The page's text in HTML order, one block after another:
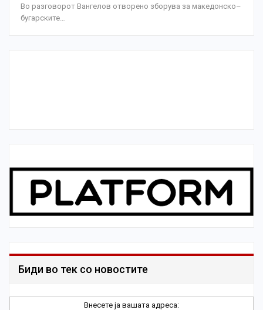
Во разговорот Вангелов отворено зборува за македонско–
бугарските…
Биди во тек со новостите
Внесете ја вашата адреса: